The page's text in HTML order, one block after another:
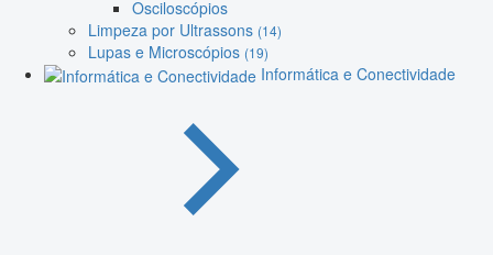
Osciloscópios
Limpeza por Ultrassons (14)
Lupas e Microscópios (19)
Informática e Conectividade